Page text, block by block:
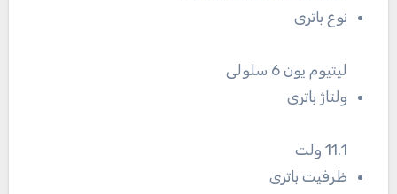
نوع باتری
لیتیوم یون 6 سلولی
ولتاژ باتری
11.1 ولت
ظرفیت باتری